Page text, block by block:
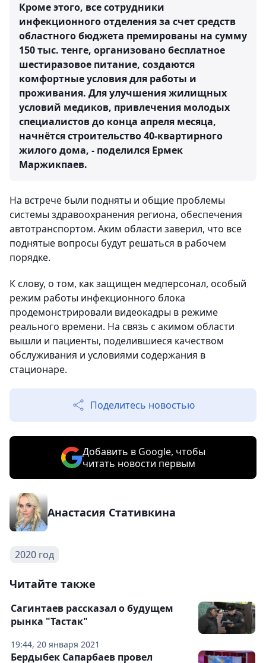
Кроме этого, все сотрудники
инфекционного отделения за счет средств
областного бюджета премированы на сумму
150 тыс. тенге, организовано бесплатное
шестиразовое питание, создаются
комфортные условия для работы и
проживания. Для улучшения жилищных
условий медиков, привлечения молодых
специалистов до конца апреля месяца,
начнётся строительство 40-квартирного
жилого дома, - поделился Ермек
Маржикпаев.
На встрече были подняты и общие проблемы
системы здравоохранения региона, обеспечения
автотранспортом. Аким области заверил, что все
поднятые вопросы будут решаться в рабочем
порядке.
К слову, о том, как защищен медперсонал, особый
режим работы инфекционного блока
продемонстрировали видеокадры в режиме
реального времени. На связь с акимом области
вышли и пациенты, поделившиеся качеством
обслуживания и условиями содержания в
стационаре.
Поделитесь новостью
Добавить в Google, чтобы
читать новости первым
Анастасия Стативкина
2020 год
Читайте также
19:44, 20 января 2021
Сагинтаев рассказал о будущем
рынка "Тастак"
Бердыбек Сапарбаев провел